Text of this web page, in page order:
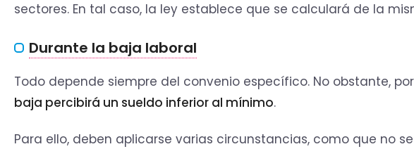
sectores. En tal caso, la ley establece que se calculará de la
Durante la baja laboral
Todo depende siempre del convenio específico. No obstante,
baja percibirá un sueldo inferior al mínimo.
Para ello, deben aplicarse varias circunstancias, como que no